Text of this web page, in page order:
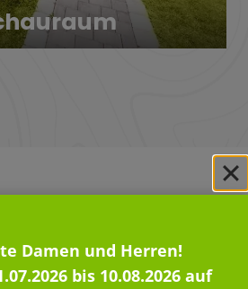
Leistungen
Damen und Herren!
bis 10.08.2026 auf